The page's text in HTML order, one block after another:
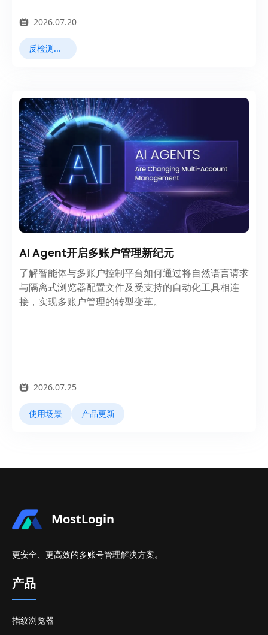
2026.07.20
反检测浏览器
AI Agent开启多账户管理新纪元
了解智能体与多账户控制平台如何通过将自然语言请求
与隔离式浏览器配置文件及受支持的自动化工具相连
接，实现多账户管理的转型变革。
2026.07.25
使用场景 产品更新
MostLogin
更安全、更高效的多账号管理解决方案。
产品
指纹浏览器